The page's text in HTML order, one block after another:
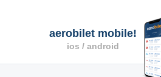
aerobilet mobile!
ios / android